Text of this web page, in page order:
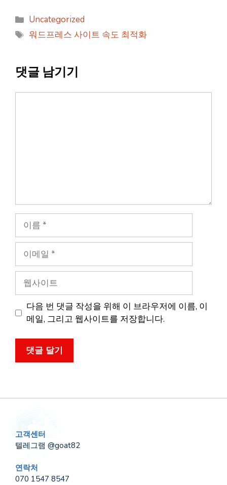
카
테
Uncategorized
태
워드프레스 사이트 속도 최적화
댓글 남기기
일
트
다음 번 댓글 작성을 위해 이 브라우저에 이름, 이
메일, 그리고 웹사이트를 저장합니다.
고객센터
텔레그램 @goat82
연락처
070 1547 8547